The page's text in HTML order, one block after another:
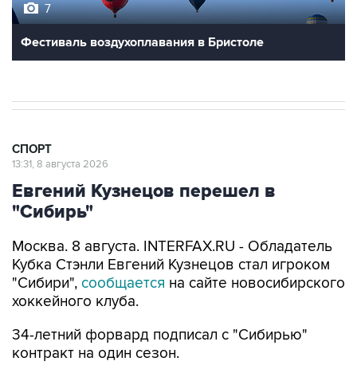
7
Фестиваль воздухоплавания в Бристоле
СПОРТ
13:31, 8 августа 2026
Евгений Кузнецов перешел в
"Сибирь"
Москва. 8 августа. INTERFAX.RU - Обладатель
Кубка Стэнли Евгений Кузнецов стал игроком
"Сибири", сообщается на сайте новосибирского
хоккейного клуба.
34-летний форвард подписал с "Сибирью"
контракт на один сезон.